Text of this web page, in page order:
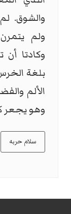
والشوق.
ولم
وكادتا
بلغة
الألم
وهو يجعر
سلام حربه